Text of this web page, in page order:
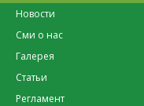
Новости
Сми о нас
Галерея
Статьи
Регламент